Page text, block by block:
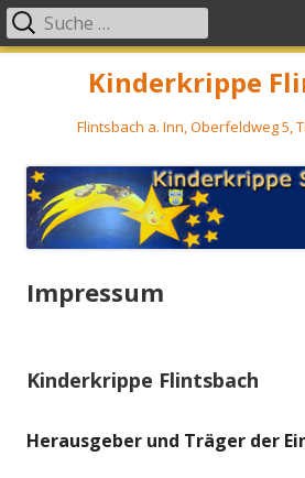
Kinderkrippe
Flintsbach a. Inn, Oberfeldweg 5,
Primäres
Suche
nach:
Impressum
Kinderkrippe Flintsbach
Herausgeber und Träger der